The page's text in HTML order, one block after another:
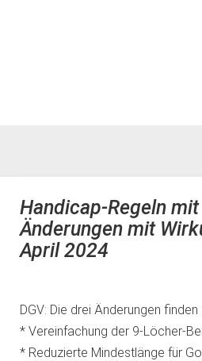
Handicap-Regeln
Änderungen mit
April 2024
DGV: Die drei Änderungen finden
* Vereinfachung der 9-Löcher-
* Reduzierte Mindestlänge für